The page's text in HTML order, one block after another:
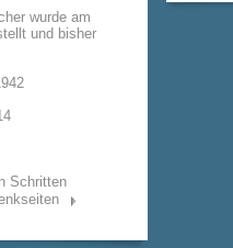
wurde am
und bisher
Schritten